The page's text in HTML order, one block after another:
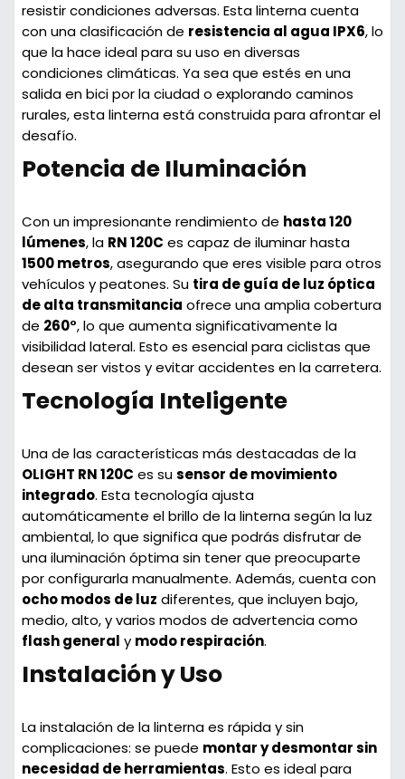
resistir condiciones adversas. Esta linterna cuenta
con una clasificación de resistencia al agua IPX6, lo
que la hace ideal para su uso en diversas
condiciones climáticas. Ya sea que estés en una
salida en bici por la ciudad o explorando caminos
rurales, esta linterna está construida para afrontar el
desafío.
Potencia de Iluminación
Con un impresionante rendimiento de hasta 120
lúmenes, la RN 120C es capaz de iluminar hasta
1500 metros, asegurando que eres visible para otros
vehículos y peatones. Su tira de guía de luz óptica
de alta transmitancia ofrece una amplia cobertura
de 260°, lo que aumenta significativamente la
visibilidad lateral. Esto es esencial para ciclistas que
desean ser vistos y evitar accidentes en la carretera.
Tecnología Inteligente
Una de las características más destacadas de la
OLIGHT RN 120C es susensor de movimiento
integrado. Esta tecnología ajusta
automáticamente el brillo de la linterna según la luz
ambiental, lo que significa que podrás disfrutar de
una iluminación óptima sin tener que preocuparte
por configurarla manualmente. Además, cuenta con
ocho modos de luz diferentes, que incluyen bajo,
medio, alto, y varios modos de advertencia como
flash general y modo respiración.
Instalación y Uso
La instalación de la linterna es rápida y sin
complicaciones: se puede montar y desmontar sin
necesidad de herramientas. Esto es ideal para